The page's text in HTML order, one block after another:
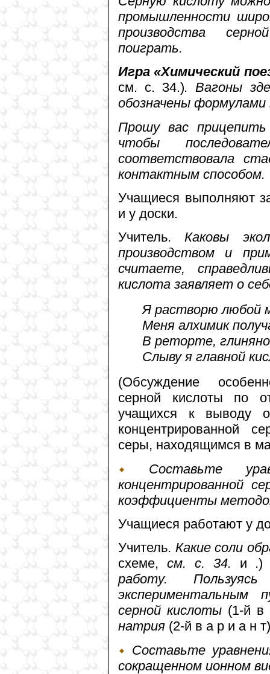
промышленности
производства
поиграть.
Игра «Химический
см. с. 34.). Вагоны
обозначены
Прошу вас
чтобы
соответствовала
контактным способом.
Учащиеся выполняют
и у доски.
Учитель.Каковы
производством и
считаете,
кислота заявляет о
Я растворю любой
Меня алхимик
В реторте,
Слыву я главной
(Обсуждение
серной кислоты по
учащихся к выводу
концентрированной
серы, находящимся в
Составьте
концентрированной
коэффициенты
Учащиеся работают у
Учитель. Какие соли
схеме, см. с. 34. и
работу.
серной кислоты (1-й
натрия (2-й в а р и а н
Составьте
сокращенном ионном